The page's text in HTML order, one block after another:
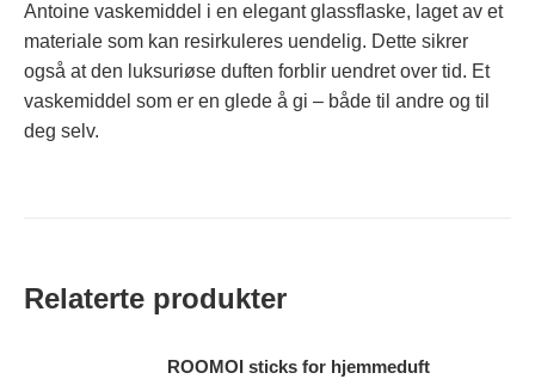
Antoine vaskemiddel i en elegant glassflaske, laget av et
materiale som kan resirkuleres uendelig. Dette sikrer
også at den luksuriøse duften forblir uendret over tid. Et
vaskemiddel som er en glede å gi – både til andre og til
deg selv.
Relaterte produkter
ROOMOI sticks for hjemmeduft